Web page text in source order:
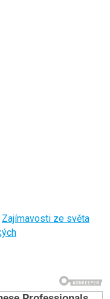
Zajímavosti ze světa